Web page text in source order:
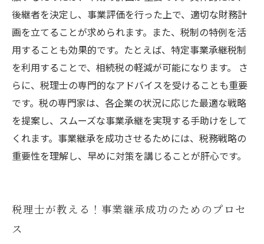
後継者を決定し、事業評価を行った上で、適切な財務計
画を立てることが求められます。また、税制の特例を活
用することも効果的です。たとえば、特定事業承継税制
を利用することで、相続税の軽減が可能になります。 さ
らに、税理士の専門的なアドバイスを受けることも重要
です。税の専門家は、各企業の状況に応じた最適な戦略
を提案し、スムーズな事業承継を実現する手助けをして
くれます。事業継承を成功させるためには、税務戦略の
重要性を理解し、早めに対策を講じることが肝心です。
税理士が教える！事業継承成功のためのプロセ
ス